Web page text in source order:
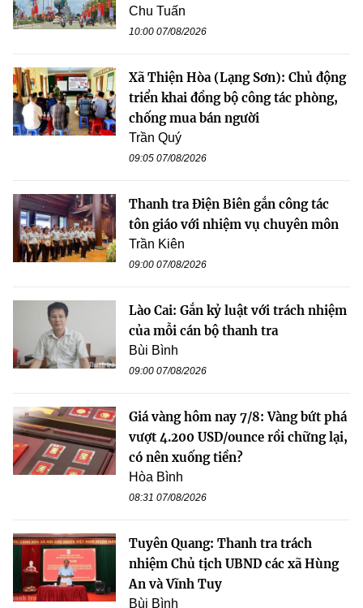
Chu Tuấn
10:00 07/08/2026
Xã Thiện Hòa (Lạng Sơn): Chủ động
triển khai đồng bộ công tác phòng,
chống mua bán người
Trần Quý
09:05 07/08/2026
Thanh tra Điện Biên gắn công tác
tôn giáo với nhiệm vụ chuyên môn
Trần Kiên
09:00 07/08/2026
Lào Cai: Gắn kỷ luật với trách nhiệm
của mỗi cán bộ thanh tra
Bùi Bình
09:00 07/08/2026
Giá vàng hôm nay 7/8: Vàng bứt phá
vượt 4.200 USD/ounce rồi chững lại,
có nên xuống tiền?
Hòa Bình
08:31 07/08/2026
Tuyên Quang: Thanh tra trách
nhiệm Chủ tịch UBND các xã Hùng
An và Vĩnh Tuy
Bùi Bình